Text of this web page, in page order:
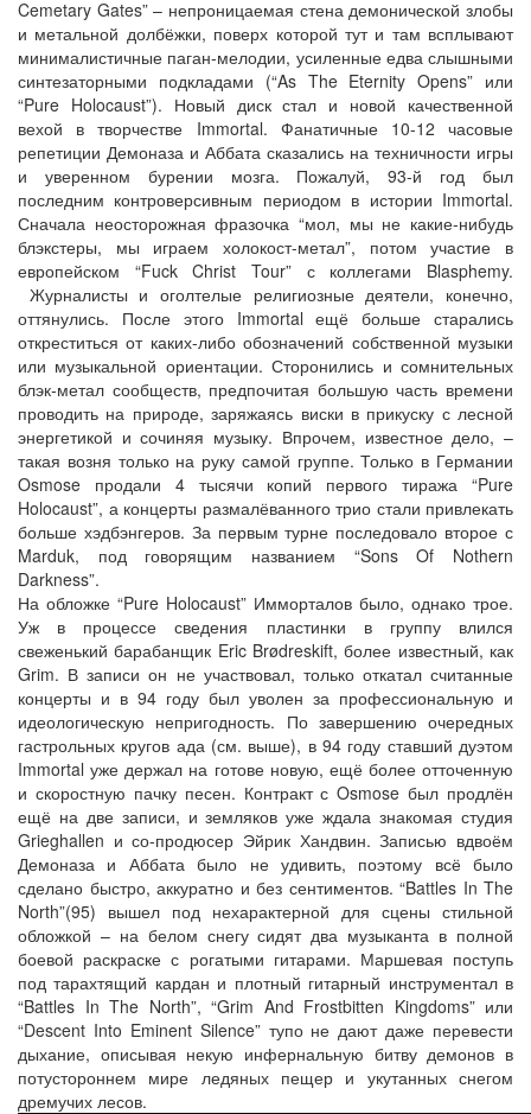
Cemetary Gates” – непроницаемая стена демонической злобы
и метальной долбёжки, поверх которой тут и там всплывают
минималистичные паган-мелодии, усиленные едва слышными
синтезаторными подкладами (“As The Eternity Opens” или
“Pure Holocaust”). Новый диск стал и новой качественной
вехой в творчестве Immortal. Фанатичные 10-12 часовые
репетиции Демоназа и Аббата сказались на техничности игры
и уверенном бурении мозга. Пожалуй, 93-й год был
последним контроверсивным периодом в истории Immortal.
Сначала неосторожная фразочка “мол, мы не какие-нибудь
блэкстеры, мы играем холокост-метал”, потом участие в
европейском “Fuck Christ Tour” с коллегами Blasphemy.
Журналисты и оголтелые религиозные деятели, конечно,
оттянулись. После этого Immortal ещё больше старались
откреститься от каких-либо обозначений собственной музыки
или музыкальной ориентации. Сторонились и сомнительных
блэк-метал сообществ, предпочитая большую часть времени
проводить на природе, заряжаясь виски в прикуску с лесной
энергетикой и сочиняя музыку. Впрочем, известное дело, –
такая возня только на руку самой группе. Только в Германии
Osmose продали 4 тысячи копий первого тиража “Pure
Holocaust”, а концерты размалёванного трио стали привлекать
больше хэдбэнгеров. За первым турне последовало второе с
Marduk, под говорящим названием “Sons Of Nothern
Darkness”.
На обложке “Pure Holocaust” Имморталов было, однако трое.
Уж в процессе сведения пластинки в группу влился
свеженький барабанщик Eric Brødreskift, более известный, как
Grim. В записи он не участвовал, только откатал считанные
концерты и в 94 году был уволен за профессиональную и
идеологическую непригодность. По завершению очередных
гастрольных кругов ада (см. выше), в 94 году ставший дуэтом
Immortal уже держал на готове новую, ещё более отточенную
и скоростную пачку песен. Контракт с Osmose был продлён
ещё на две записи, и земляков уже ждала знакомая студия
Grieghallen и со-продюсер Эйрик Хандвин. Записью вдвоём
Демоназа и Аббата было не удивить, поэтому всё было
сделано быстро, аккуратно и без сентиментов. “Battles In The
North”(95) вышел под нехарактерной для сцены стильной
обложкой – на белом снегу сидят два музыканта в полной
боевой раскраске с рогатыми гитарами. Маршевая поступь
под тарахтящий кардан и плотный гитарный инструментал в
“Battles In The North”, “Grim And Frostbitten Kingdoms” или
“Descent Into Eminent Silence” тупо не дают даже перевести
дыхание, описывая некую инфернальную битву демонов в
потустороннем мире ледяных пещер и укутанных снегом
дремучих лесов.